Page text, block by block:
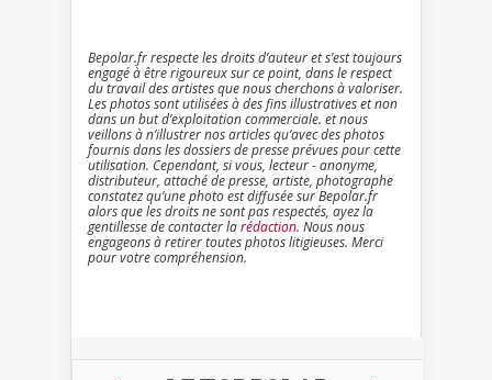
Bepolar.fr respecte les droits d’auteur et s’est toujours
engagé à être rigoureux sur ce point, dans le respect
du travail des artistes que nous cherchons à valoriser.
Les photos sont utilisées à des fins illustratives et non
dans un but d’exploitation commerciale. et nous
veillons à n’illustrer nos articles qu’avec des photos
fournis dans les dossiers de presse prévues pour cette
utilisation. Cependant, si vous, lecteur - anonyme,
distributeur, attaché de presse, artiste, photographe
constatez qu’une photo est diffusée sur Bepolar.fr
alors que les droits ne sont pas respectés, ayez la
gentillesse de contacter larédaction. Nous nous
engageons à retirer toutes photos litigieuses. Merci
pour votre compréhension.